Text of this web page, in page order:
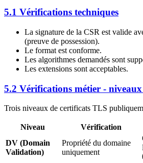
5.1 Vérifications techniques
La signature de la CSR est valide
(preuve de possession).
Le format est conforme.
Les algorithmes demandés sont
Les extensions sont acceptables.
5.2 Vérifications métier -
Trois niveaux de certificats TLS
Niveau Vérification
DV (Domain
Validation)
Propriété du domaine
uniquement